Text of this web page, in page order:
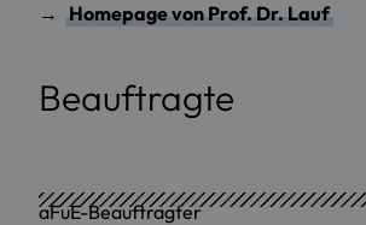
→
Homepage von Prof. Dr. Lauf
Beauftragte
aFuE-Beauftragter